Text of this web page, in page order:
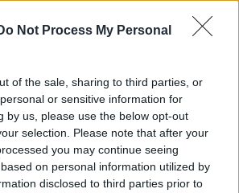
Not Process My Personal
of the sale, sharing to third parties, or
or sensitive information for
by us, please use the below opt-out
selection. Please note that after your
you may continue seeing
on personal information utilized by
disclosed to third parties prior to